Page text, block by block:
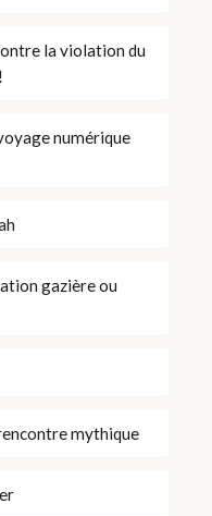
la violation du
numérique
gazière ou
mythique